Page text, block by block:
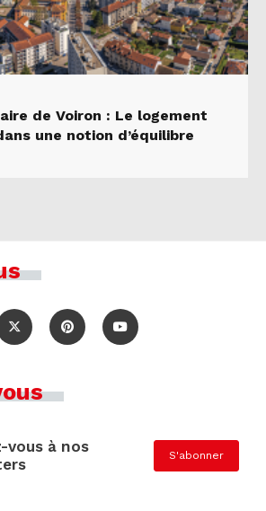
de Voiron : Le logement
une notion d’équilibre
vous à nos
S'abonner